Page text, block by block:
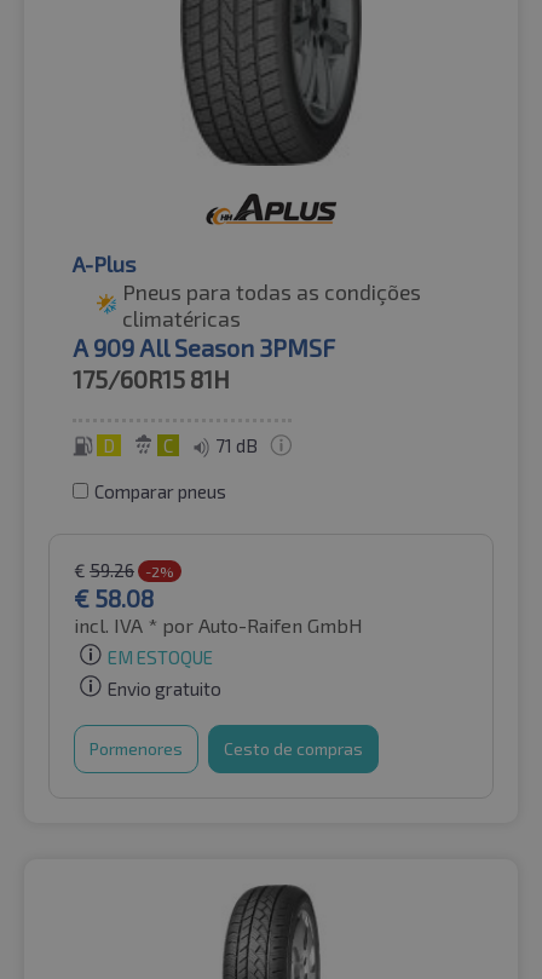
A-Plus
Pneus para todas as condições
climatéricas
A 909 All Season 3PMSF
175/60R15 81H
D C 71 dB
Comparar pneus
€ 59.26 -2%
€ 58.08
incl. IVA * por Auto-Raifen GmbH
EM ESTOQUE
Envio gratuito
Pormenores Cesto de compras